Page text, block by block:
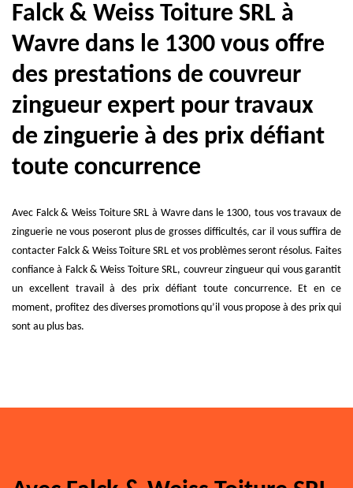
Falck & Weiss Toiture SRL à
Wavre dans le 1300 vous offre
des prestations de couvreur
zingueur expert pour travaux
de zinguerie à des prix défiant
toute concurrence
Avec Falck & Weiss Toiture SRL à Wavre dans le 1300, tous vos travaux de
zinguerie ne vous poseront plus de grosses difficultés, car il vous suffira de
contacter Falck & Weiss Toiture SRL et vos problèmes seront résolus. Faites
confiance à Falck & Weiss Toiture SRL, couvreur zingueur qui vous garantit
un excellent travail à des prix défiant toute concurrence. Et en ce
moment, profitez des diverses promotions qu’il vous propose à des prix qui
sont au plus bas.